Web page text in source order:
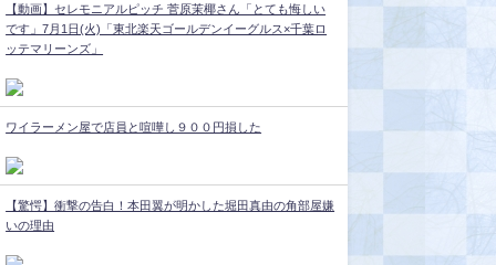
【動画】セレモニアルピッチ 菅原茉椰さん「とても悔しい
です」7月1日(火)「東北楽天ゴールデンイーグルス×千葉ロ
ッテマリーンズ」
ワイラーメン屋で店員と喧嘩し９００円損した
【驚愕】衝撃の告白！本田翼が明かした堀田真由の角部屋嫌
いの理由